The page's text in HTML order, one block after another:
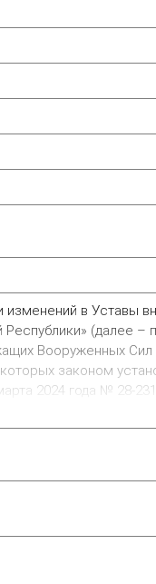
в Уставы
(далее –
Вооруженных
законом
2024 года № 28-